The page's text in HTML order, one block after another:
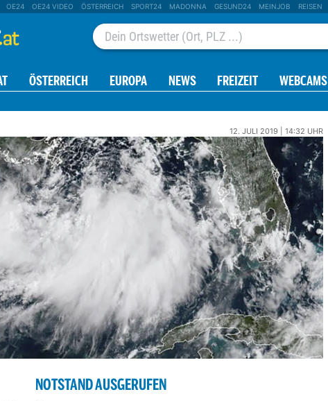
OE24 OE24 VIDEO ÖSTERREICH SPORT24 MADONNA GESUND24 MEINJOB REISEN
ÖSTERREICH EUROPA NEWS FREIZEIT WEBCAMS
12. JULI 2019 | 14:32 UHR
NOTSTAND AUSGERUFEN